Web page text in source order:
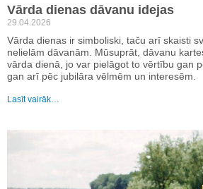
Vārda dienas dāvanu idejas
29.04.2026
Vārda dienas ir simboliski, taču arī skaisti
nelielām dāvanām. Mūsuprāt, dāvanu
vārda dienā, jo var pielāgot to vērtību gan
gan arī pēc jubilāra vēlmēm un interesēm.
Lasīt vairāk…